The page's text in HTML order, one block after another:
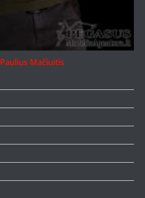
Paulius Mačiuitis